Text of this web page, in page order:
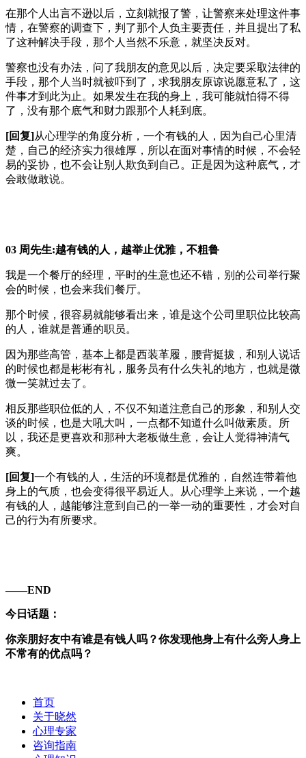
在那个人出言不逊以后，立刻就报了警，让警察来处理这件事
情，在警察的调查下，判了那个人负主要责任，并且提出了私
了这种解决手段，那个人当然不乐意，就坚决反对。
警察也没有办法，问了我朋友的意见以后，决定要采取法律的
手段，那个人当时就被吓到了，求我朋友原谅说愿意私了，这
件事才到此为止。如果发生在我的身上，我可能就怕得不得
了，没有那个底气和财力跟那个人耗到底。
[回复]从心理学的角度分析，一个有钱的人，因为自己心里清
楚，自己的经济实力很雄厚，所以在面对事情的时候，不会轻
易的妥协，也不会让别人欺负到自己。正是因为这种底气，才
会敢做敢说。
03 周先生:越有钱的人，越举止优雅，不粗鲁
我是一个餐厅的经理，平时的生意也还不错，别的公司举行聚
会的时候，也会来我们餐厅。
那个时候，很容易就能够看出来，谁是这个公司里职位比较高
的人，谁就是普通的职员。
因为那些高管，基本上都是西装革履，腰背挺拔，和别人说话
的时候也都是彬彬有礼，服务员有什么失礼的地方，也就是微
微一笑就过去了。
相反那些职位低的人，不仅不知道注意自己的形象，和别人交
谈的时候，也是大吼大叫，一点都不知道什么叫做素质。所
以，我还是更喜欢和那种大老板做生意，会让人觉得神清气
爽。
[回复]一个有钱的人，生活的环境都是优雅的，自然连带着他
身上的气质，也会变得很平易近人。从心理学上来说，一个越
有钱的人，越能够注意到自己的一举一动的重要性，才会对自
己的行为有所要求。
——END
今日话题：
你亲朋好友中有谁是有钱人吗？你发现他身上有什么旁人身上
不常有的优点吗？
首页
关于晓然
心理专家
咨询指南